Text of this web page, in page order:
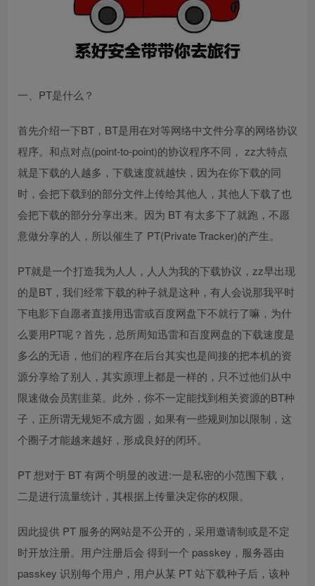
一、PT是什么？
首先介绍一下BT，BT是用在对等网络中文件分享的网络协议
程序。和点对点(point-to-point)的协议程序不同， zz大特点
就是下载的人越多，下载速度就越快，因为在你下载的同
时，会把下载到的部分文件上传给其他人，其他人下载了也
会把下载的部分分享出来。因为 BT 有太多下了就跑，不愿
意做分享的人，所以催生了 PT(Private Tracker)的产生。
PT就是一个打造我为人人，人人为我的下载协议，zz早出现
的是BT，我们经常下载的种子就是这种，有人会说那我平时
下电影下自愿者直接用迅雷或百度网盘下不就行了嘛，为什
么要用PT呢？首先，总所周知迅雷和百度网盘的下载速度是
多么的无语，他们的程序在后台其实也是间接的把本机的资
源分享给了别人，其实原理上都是一样的，只不过他们从中
限速做会员割韭菜。此外，你不一定能找到相关资源的BT种
子，正所谓无规矩不成方圆，如果有一些规则加以限制，这
个圈子才能越来越好，形成良好的闭环。
PT 想对于 BT 有两个明显的改进:一是私密的小范围下载，
二是进行流量统计，其根据上传量决定你的权限。
因此提供 PT 服务的网站是不公开的，采用邀请制或是不定
时开放注册。用户注册后会 得到一个 passkey，服务器由
passkey 识别每个用户，用户从某 PT 站下载种子后，该种